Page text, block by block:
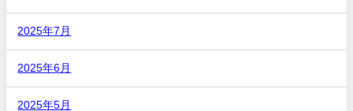
2025年7月
2025年6月
2025年5月